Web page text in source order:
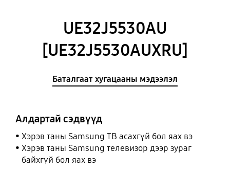
UE32J5530AU
[UE32J5530AUXRU]
Баталгаат хугацааны мэдээлэл
Алдартай сэдвүүд
Хэрэв таны Samsung ТВ асахгүй бол яах вэ
Хэрэв таны Samsung телевизор дээр зураг
байхгүй бол яах вэ